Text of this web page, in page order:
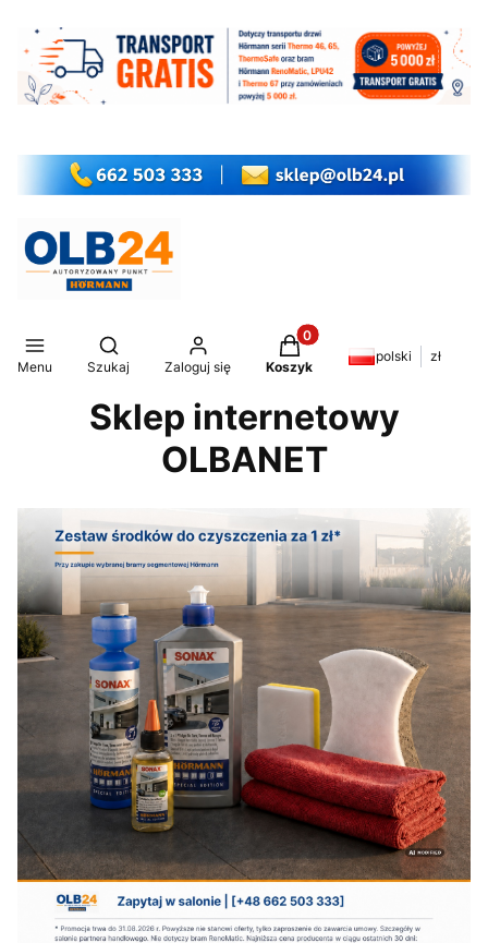
Menu
Otwórz wyszukiwarkę
Szukaj Zaloguj się
Produkty w koszyku: 0.
Koszyk
polski zł
Sklep internetowy
OLBANET